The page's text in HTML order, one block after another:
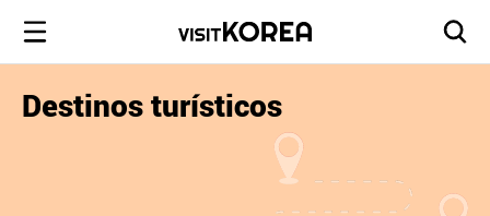
Destinos turísticos